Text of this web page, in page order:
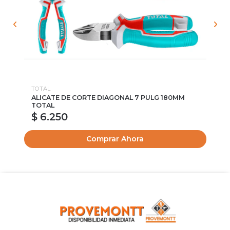
TOTAL
ALICATE DE CORTE DIAGONAL 7 PULG 180MM
TOTAL
$ 6.250
Comprar Ahora